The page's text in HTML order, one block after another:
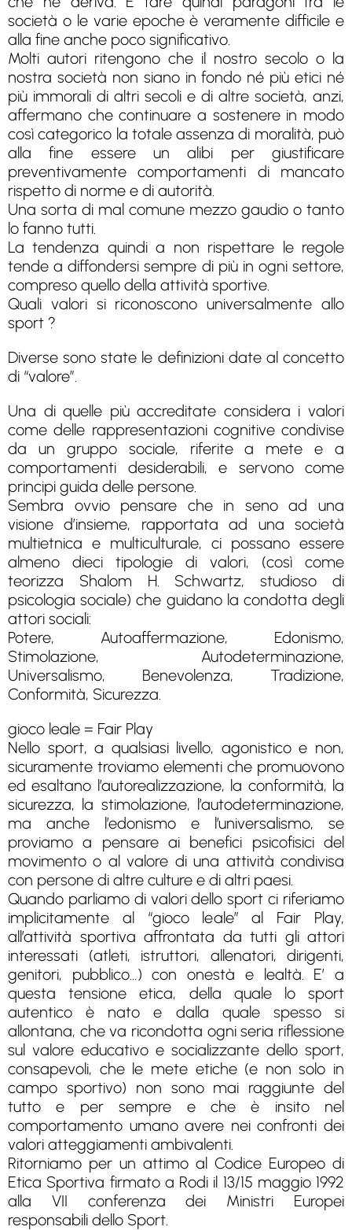
società o le varie epoche è veramente difficile e
alla fine anche poco significativo.
Molti autori ritengono che il nostro secolo o la
nostra società non siano in fondo né più etici né
più immorali di altri secoli e di altre società, anzi,
affermano che continuare a sostenere in modo
così categorico la totale assenza di moralità, può
alla fine essere un alibi per giustificare
preventivamente comportamenti di mancato
rispetto di norme e di autorità.
Una sorta di mal comune mezzo gaudio o tanto
lo fanno tutti.
La tendenza quindi a non rispettare le regole
tende a diffondersi sempre di più in ogni settore,
compreso quello della attività sportive.
Quali valori si riconoscono universalmente allo
sport ?
Diverse sono state le definizioni date al concetto
di “valore”.
Una di quelle più accreditate considera i valori
come delle rappresentazioni cognitive condivise
da un gruppo sociale, riferite a mete e a
comportamenti desiderabili, e servono come
principi guida delle persone.
Sembra ovvio pensare che in seno ad una
visione d’insieme, rapportata ad una società
multietnica e multiculturale, ci possano essere
almeno dieci tipologie di valori, (così come
teorizza Shalom H. Schwartz, studioso di
psicologia sociale) che guidano la condotta degli
attori sociali:
Potere, Autoaffermazione, Edonismo,
Stimolazione, Autodeterminazione,
Universalismo, Benevolenza, Tradizione,
Conformità, Sicurezza.
gioco leale = Fair Play
Nello sport, a qualsiasi livello, agonistico e non,
sicuramente troviamo elementi che promuovono
ed esaltano l’autorealizzazione, la conformità, la
sicurezza, la stimolazione, l’autodeterminazione,
ma anche l’edonismo e l’universalismo, se
proviamo a pensare ai benefici psicofisici del
movimento o al valore di una attività condivisa
con persone di altre culture e di altri paesi.
Quando parliamo di valori dello sport ci riferiamo
implicitamente al “gioco leale” al Fair Play,
all’attività sportiva affrontata da tutti gli attori
interessati (atleti, istruttori, allenatori, dirigenti,
genitori, pubblico…) con onestà e lealtà. E’ a
questa tensione etica, della quale lo sport
autentico è nato e dalla quale spesso si
allontana, che va ricondotta ogni seria riflessione
sul valore educativo e socializzante dello sport,
consapevoli, che le mete etiche (e non solo in
campo sportivo) non sono mai raggiunte del
tutto e per sempre e che è insito nel
comportamento umano avere nei confronti dei
valori atteggiamenti ambivalenti.
Ritorniamo per un attimo al Codice Europeo di
Etica Sportiva firmato a Rodi il 13/15 maggio 1992
alla VII conferenza dei Ministri Europei
responsabili dello Sport.